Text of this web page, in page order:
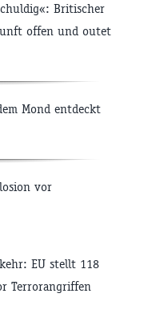
Britischer
offen und outet
Mond entdeckt
vor
EU stellt 118
Terrorangriffen